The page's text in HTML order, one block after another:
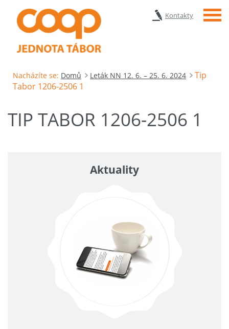
Kontakty Menu
Nacházíte se: Domů Leták NN 12. 6. – 25. 6. 2024
Tip
Tabor 1206-2506 1
TIP TABOR 1206-2506 1
Aktuality